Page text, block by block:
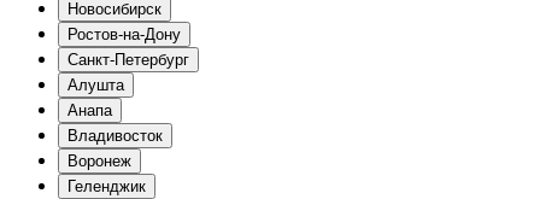
Новосибирск
Ростов-на-Дону
Санкт-Петербург
Алушта
Анапа
Владивосток
Воронеж
Геленджик